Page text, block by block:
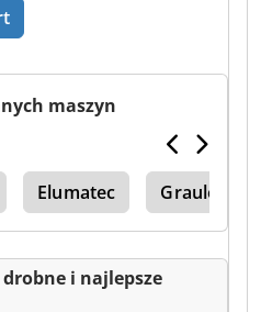
maszyn
Elumatec Graule Agl
i najlepsze